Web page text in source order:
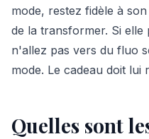
mode, restez fidèle à
de la transformer. Si
n'allez pas vers du fluo
mode. Le cadeau doit lui
Quelles sont